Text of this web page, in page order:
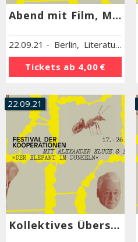
22.09.21
Kollektives Übersetzen und Schreiben
Abend mit Film, Musik und Literatur
22.09.21 - Berlin, Literaturhaus Berlin
Tickets ab 4,00 €